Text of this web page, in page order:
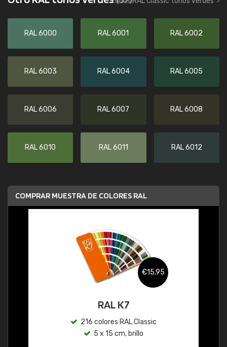
RAL 6000 RAL 6001 RAL 6002
RAL 6003 RAL 6004 RAL 6005
RAL 6006 RAL 6007 RAL 6008
RAL 6010 RAL 6011 RAL 6012
COMPRAR MUESTRA DE COLORES RAL
€15,95
RAL K7
216 colores RAL Classic
5 x 15 cm, brillo